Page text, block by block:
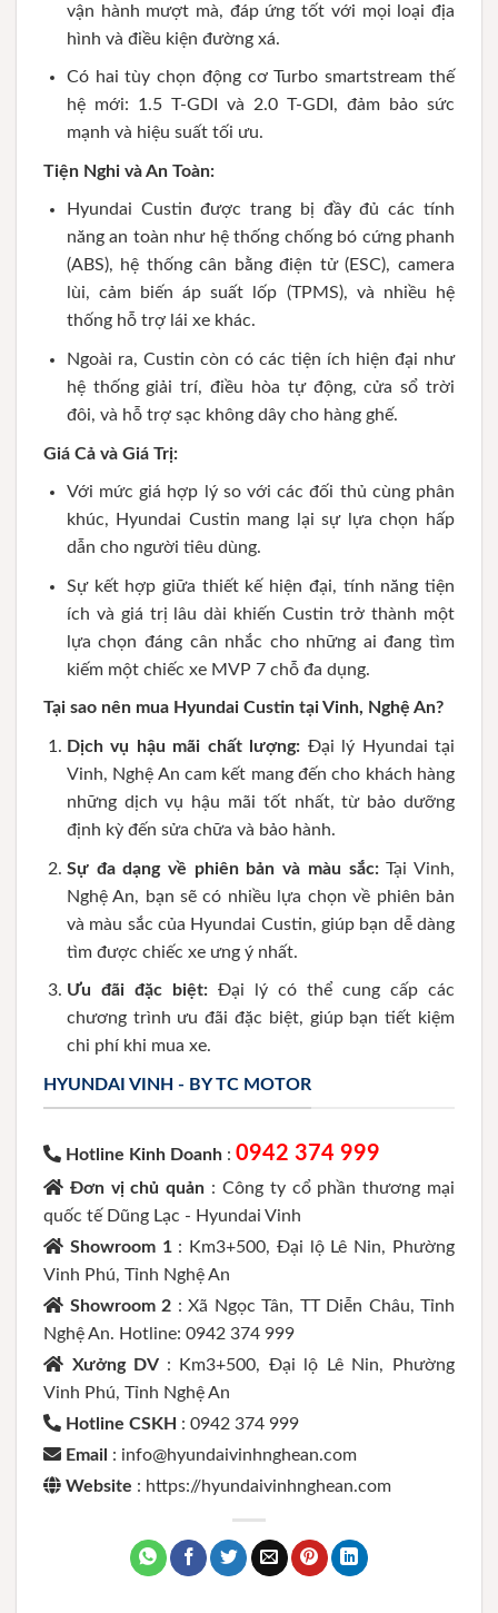
vận hành mượt mà, đáp ứng tốt với mọi loại địa
hình và điều kiện đường xá.
Có hai tùy chọn động cơ Turbo smartstream thế
hệ mới: 1.5 T-GDI và 2.0 T-GDI, đảm bảo sức
mạnh và hiệu suất tối ưu.
Tiện Nghi và An Toàn:
Hyundai Custin được trang bị đầy đủ các tính
năng an toàn như hệ thống chống bó cứng phanh
(ABS), hệ thống cân bằng điện tử (ESC), camera
lùi, cảm biến áp suất lốp (TPMS), và nhiều hệ
thống hỗ trợ lái xe khác.
Ngoài ra, Custin còn có các tiện ích hiện đại như
hệ thống giải trí, điều hòa tự động, cửa sổ trời
đôi, và hỗ trợ sạc không dây cho hàng ghế.
Giá Cả và Giá Trị:
Với mức giá hợp lý so với các đối thủ cùng phân
khúc, Hyundai Custin mang lại sự lựa chọn hấp
dẫn cho người tiêu dùng.
Sự kết hợp giữa thiết kế hiện đại, tính năng tiện
ích và giá trị lâu dài khiến Custin trở thành một
lựa chọn đáng cân nhắc cho những ai đang tìm
kiếm một chiếc xe MVP 7 chỗ đa dụng.
Tại sao nên mua Hyundai Custin tại Vinh, Nghệ An?
Dịch vụ hậu mãi chất lượng: Đại lý Hyundai tại
Vinh, Nghệ An cam kết mang đến cho khách hàng
những dịch vụ hậu mãi tốt nhất, từ bảo dưỡng
định kỳ đến sửa chữa và bảo hành.
Sự đa dạng về phiên bản và màu sắc:Tại Vinh,
Nghệ An, bạn sẽ có nhiều lựa chọn về phiên bản
và màu sắc của Hyundai Custin, giúp bạn dễ dàng
tìm được chiếc xe ưng ý nhất.
Ưu đãi đặc biệt:Đại lý có thể cung cấp các
chương trình ưu đãi đặc biệt, giúp bạn tiết kiệm
chi phí khi mua xe.
HYUNDAI VINH - BY TC MOTOR
Hotline Kinh Doanh : 0942 374 999
Đơn vị chủ quản : Công ty cổ phần thương mại
quốc tế Dũng Lạc - Hyundai Vinh
Showroom 1 : Km3+500, Đại lộ Lê Nin, Phường
Vinh Phú, Tỉnh Nghệ An
Showroom 2 : Xã Ngọc Tân, TT Diễn Châu, Tỉnh
Nghệ An. Hotline: 0942 374 999
Xưởng DV : Km3+500, Đại lộ Lê Nin, Phường
Vinh Phú, Tỉnh Nghệ An
Hotline CSKH : 0942 374 999
Email : info@hyundaivinhnghean.com
Website : https://hyundaivinhnghean.com